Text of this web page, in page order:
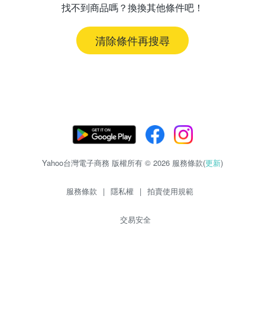
找不到商品嗎？換換其他條件吧！
清除條件再搜尋
Yahoo台灣電子商務 版權所有 © 2026 服務條款(更新)
服務條款 | 隱私權 | 拍賣使用規範
交易安全